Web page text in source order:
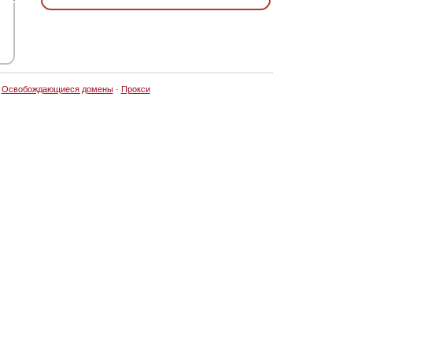
Освобождающиеся домены· Прокси